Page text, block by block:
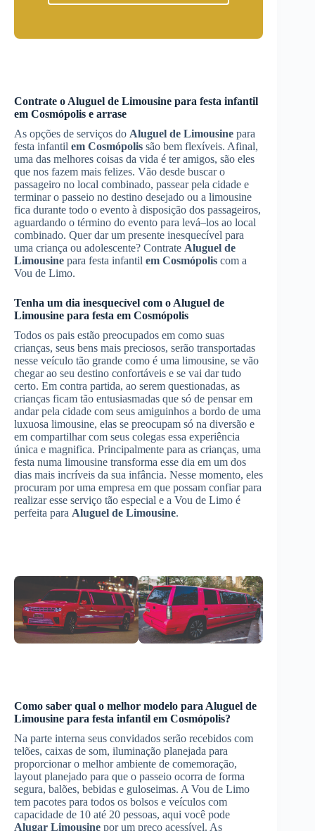
Contrate o Aluguel de Limousine para festa infantil
em Cosmópolis e arrase
As opções de serviços do Aluguel de Limousine para
festa infantil em Cosmópolis são bem flexíveis. Afinal,
uma das melhores coisas da vida é ter amigos, são eles
que nos fazem mais felizes. Vão desde buscar o
passageiro no local combinado, passear pela cidade e
terminar o passeio no destino desejado ou a limousine
fica durante todo o evento à disposição dos passageiros,
aguardando o término do evento para levá–los ao local
combinado. Quer dar um presente inesquecível para
uma criança ou adolescente? Contrate Aluguel de
Limousine para festa infantil em Cosmópolis com a
Vou de Limo.
Tenha um dia inesquecível com o Aluguel de
Limousine para festa em Cosmópolis
Todos os pais estão preocupados em como suas
crianças, seus bens mais preciosos, serão transportadas
nesse veículo tão grande como é uma limousine, se vão
chegar ao seu destino confortáveis e se vai dar tudo
certo. Em contra partida, ao serem questionadas, as
crianças ficam tão entusiasmadas que só de pensar em
andar pela cidade com seus amiguinhos a bordo de uma
luxuosa limousine, elas se preocupam só na diversão e
em compartilhar com seus colegas essa experiência
única e magnifica. Principalmente para as crianças, uma
festa numa limousine transforma esse dia em um dos
dias mais incríveis da sua infância. Nesse momento, eles
procuram por uma empresa em que possam confiar para
realizar esse serviço tão especial e a Vou de Limo é
perfeita para Aluguel de Limousine.
Como saber qual o melhor modelo para Aluguel de
Limousine para festa infantil em Cosmópolis?
Na parte interna seus convidados serão recebidos com
telões, caixas de som, iluminação planejada para
proporcionar o melhor ambiente de comemoração,
layout planejado para que o passeio ocorra de forma
segura, balões, bebidas e guloseimas. A Vou de Limo
tem pacotes para todos os bolsos e veículos com
capacidade de 10 até 20 pessoas, aqui você pode
Alugar Limousine por um preço acessível. As